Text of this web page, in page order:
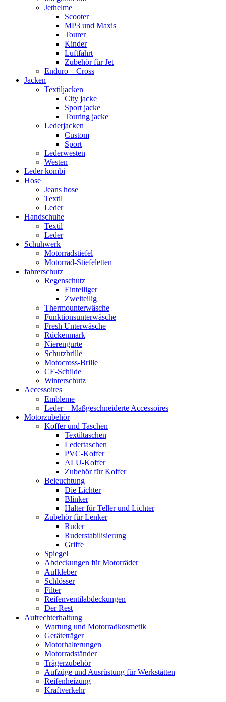
Jethelme
Scooter
MP3 und Maxis
Tourer
Kinder
Luftfahrt
Zubehör für Jet
Enduro – Cross
Jacken
Textiljacken
City jacke
Sport jacke
Touring jacke
Lederjacken
Custom
Sport
Lederwesten
Westen
Leder kombi
Hose
Jeans hose
Textil
Leder
Handschuhe
Textil
Leder
Schuhwerk
Motorradstiefel
Motorrad-Stiefeletten
fahrerschutz
Regenschutz
Einteiliger
Zweiteilig
Thermounterwäsche
Funktionsunterwäsche
Fresh Unterwäsche
Rückenmark
Nierengurte
Schutzbrille
Motocross-Brille
CE-Schilde
Winterschutz
Accessoires
Embleme
Leder – Maßgeschneiderte Accessoires
Motorzubehör
Koffer und Taschen
Textiltaschen
Ledertaschen
PVC-Koffer
ALU-Koffer
Zubehör für Koffer
Beleuchtung
Die Lichter
Blinker
Halter für Teller und Lichter
Zubehör für Lenker
Ruder
Ruderstabilisierung
Griffe
Spiegel
Abdeckungen für Motorräder
Aufkleber
Schlösser
Filter
Reifenventilabdeckungen
Der Rest
Aufrechterhaltung
Wartung und Motorradkosmetik
Geräteträger
Motorhalterungen
Motorradständer
Trägerzubehör
Aufzüge und Ausrüstung für Werkstätten
Reifenheizung
Kraftverkehr